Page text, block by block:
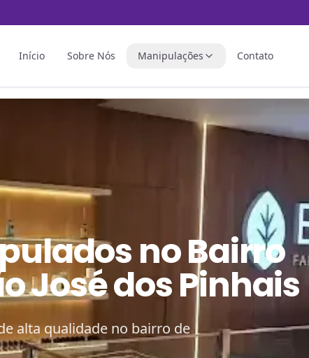
Início Sobre Nós Manipulações Contato
noBairro
José dos Pinhais
alta qualidade no bairro de